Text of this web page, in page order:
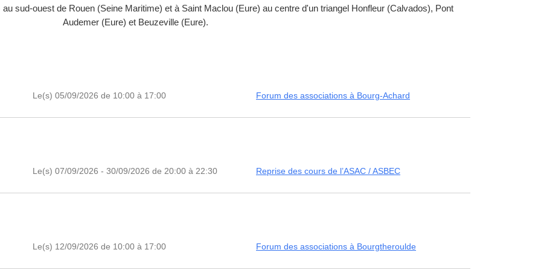
sud-ouest de Rouen (Seine Maritime) et à Saint Maclou (Eure) au centre d'un triangel Honfleur (Calvados), Pont
Audemer (Eure) et Beuzeville (Eure).
Le(s) 05/09/2026 de 10:00 à 17:00 Forum des associations à Bourg-Achard
Le(s) 07/09/2026 - 30/09/2026 de 20:00 à 22:30 Reprise des cours de l’ASAC / ASBEC
Le(s) 12/09/2026 de 10:00 à 17:00 Forum des associations à Bourgtheroulde